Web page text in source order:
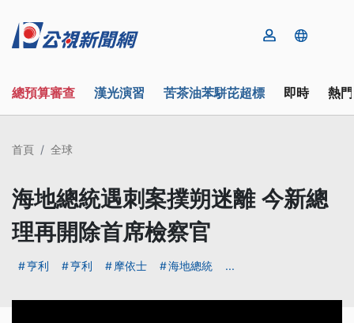
總預算審查 漢光演習 苦茶油苯駢芘超標 即時 熱
首頁 全球
海地總統遇刺案撲朔迷離 今新總
理再開除首席檢察官
亨利 亨利 摩依士 海地總統 ...